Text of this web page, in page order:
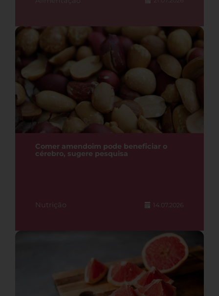
Comer amendoim pode beneficiar o
cérebro, sugere pesquisa
Nutrição 14.07.2026